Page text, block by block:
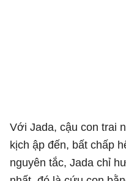
Với Jada, cậu con trai
kịch ập đến, bất chấp
nguyên tắc, Jada chỉ